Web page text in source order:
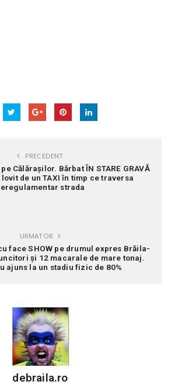
PRECEDENT
pe Călărașilor. Bărbat ÎN STARE GRAVĂ
de un TAXI în timp ce traversa
strada
URMATOR
face SHOW pe drumul expres Brăila-
și 12 macarale de mare tonaj.
ajuns la un stadiu fizic de 80%
debraila.ro